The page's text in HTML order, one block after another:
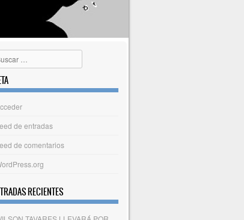
de entradas
de comentarios
RECIENTES